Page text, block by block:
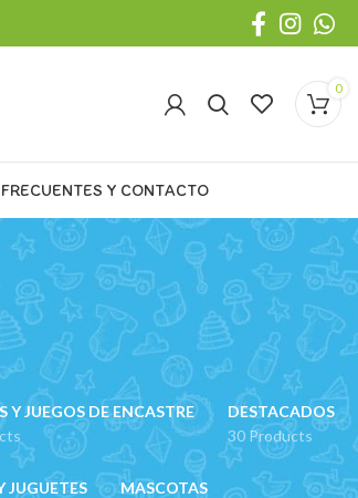
0
Y CONTACTO
Y JUEGOS DE ENCASTRE
DESTACADOS
30 Products
JUGUETES
MASCOTAS